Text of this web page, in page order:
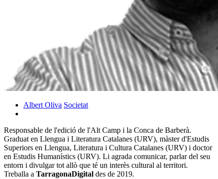
Albert Oliva Societat
Responsable de l'edició de l'Alt Camp i la Conca de Barberà.
Graduat en Llengua i Literatura Catalanes (URV), màster d'Estudis
Superiors en Llengua, Literatura i Cultura Catalanes (URV) i doctor
en Estudis Humanístics (URV). Li agrada comunicar, parlar del seu
entorn i divulgar tot allò que té un interès cultural al territori.
Treballa a TarragonaDigital des de 2019.